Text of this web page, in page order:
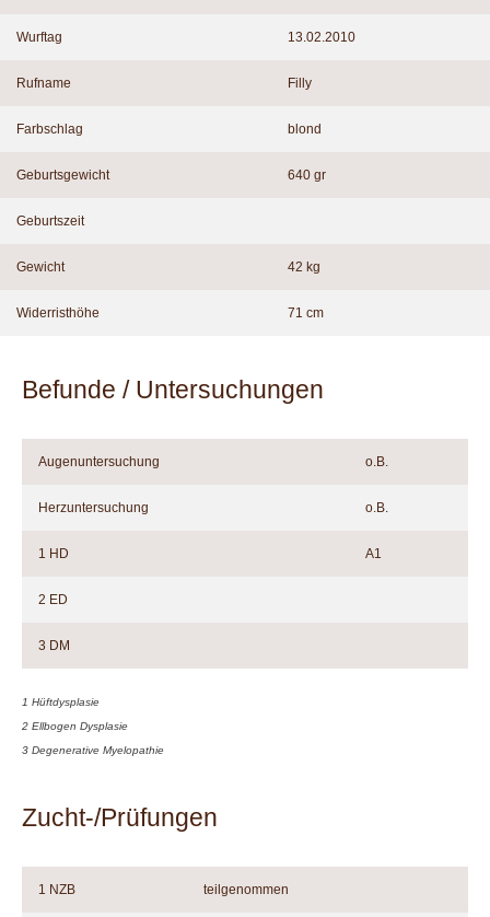
Wurftag 13.02.2010
Rufname Filly
Farbschlag blond
Geburtsgewicht 640 gr
Geburtszeit
Gewicht 42 kg
Widerristhöhe 71 cm
Befunde / Untersuchungen
Augenuntersuchung o.B.
Herzuntersuchung o.B.
1 HD A1
2 ED
3 DM
1 Hüftdysplasie
2 Ellbogen Dysplasie
3 Degenerative Myelopathie
Zucht-/Prüfungen
1 NZB teilgenommen